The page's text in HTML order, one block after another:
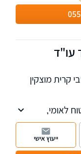
עו"ד
קרית מוצקין
לאומי,
בריאות
ייעוץ אישי